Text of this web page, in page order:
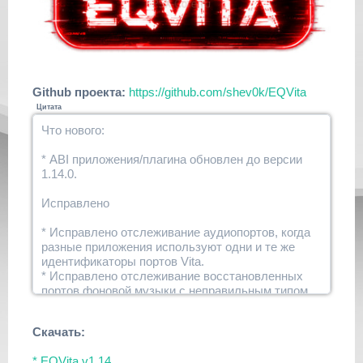
Github проекта: https://github.com/shev0k/EQVita
Цитата
Что нового:
* ABI приложения/плагина обновлен до версии
1.14.0.
Исправлено
* Исправлено отслеживание аудиопортов, когда
разные приложения используют одни и те же
идентификаторы портов Vita.
* Исправлено отслеживание восстановленных
портов фоновой музыки с неправильным типом
часто открывают, освобождают или
Скачать: